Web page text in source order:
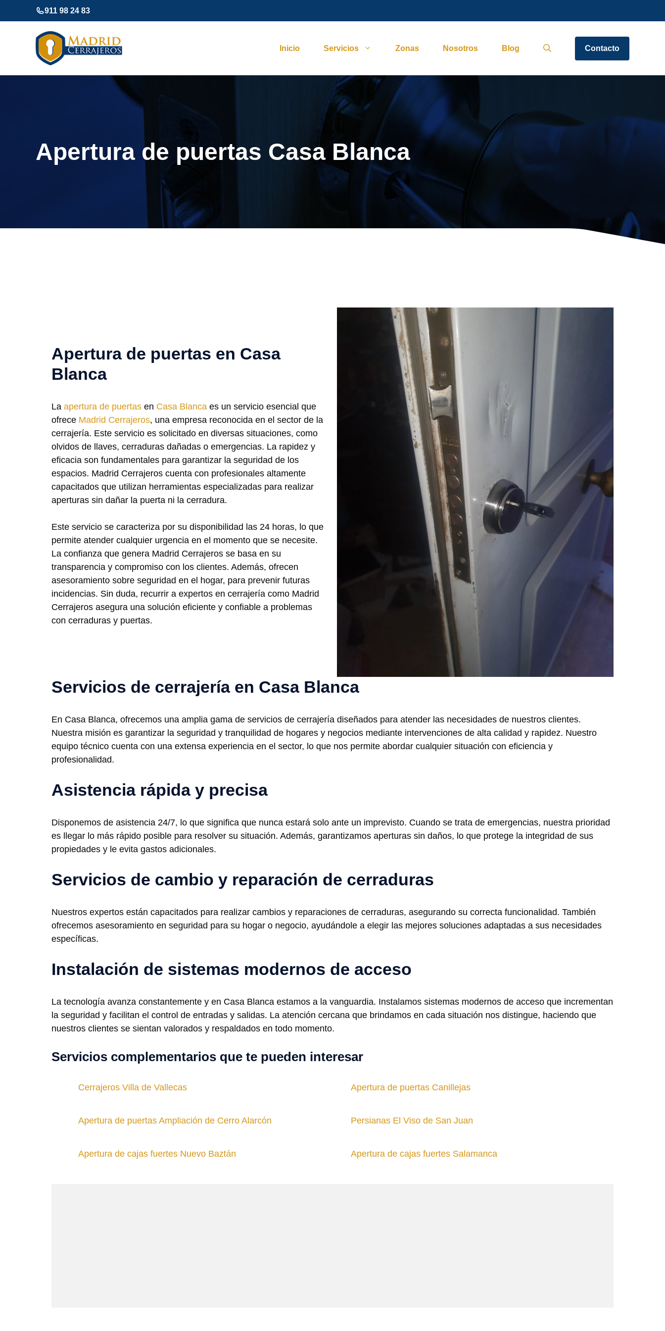
al
911 98 24 83
Inicio Servicios Zonas Nosotros Blog Contacto
Apertura de puertas Casa Blanca
Apertura de puertas en Casa
Blanca
La apertura de puertas en Casa Blanca es un servicio esencial que
ofrece Madrid Cerrajeros, una empresa reconocida en el sector de la
cerrajería. Este servicio es solicitado en diversas situaciones, como
olvidos de llaves, cerraduras dañadas o emergencias. La rapidez y
eficacia son fundamentales para garantizar la seguridad de los
espacios. Madrid Cerrajeros cuenta con profesionales altamente
capacitados que utilizan herramientas especializadas para realizar
aperturas sin dañar la puerta ni la cerradura.
Este servicio se caracteriza por su disponibilidad las 24 horas, lo que
permite atender cualquier urgencia en el momento que se necesite.
La confianza que genera Madrid Cerrajeros se basa en su
transparencia y compromiso con los clientes. Además, ofrecen
asesoramiento sobre seguridad en el hogar, para prevenir futuras
incidencias. Sin duda, recurrir a expertos en cerrajería como Madrid
Cerrajeros asegura una solución eficiente y confiable a problemas
con cerraduras y puertas.
Servicios de cerrajería en Casa Blanca
En Casa Blanca, ofrecemos una amplia gama de servicios de cerrajería diseñados para atender las necesidades de nuestros clientes.
Nuestra misión es garantizar la seguridad y tranquilidad de hogares y negocios mediante intervenciones de alta calidad y rapidez. Nuestro
equipo técnico cuenta con una extensa experiencia en el sector, lo que nos permite abordar cualquier situación con eficiencia y
profesionalidad.
Asistencia rápida y precisa
Disponemos de asistencia 24/7, lo que significa que nunca estará solo ante un imprevisto. Cuando se trata de emergencias, nuestra prioridad
es llegar lo más rápido posible para resolver su situación. Además, garantizamos aperturas sin daños, lo que protege la integridad de sus
propiedades y le evita gastos adicionales.
Servicios de cambio y reparación de cerraduras
Nuestros expertos están capacitados para realizar cambios y reparaciones de cerraduras, asegurando su correcta funcionalidad. También
ofrecemos asesoramiento en seguridad para su hogar o negocio, ayudándole a elegir las mejores soluciones adaptadas a sus necesidades
específicas.
Instalación de sistemas modernos de acceso
La tecnología avanza constantemente y en Casa Blanca estamos a la vanguardia. Instalamos sistemas modernos de acceso que incrementan
la seguridad y facilitan el control de entradas y salidas. La atención cercana que brindamos en cada situación nos distingue, haciendo que
nuestros clientes se sientan valorados y respaldados en todo momento.
Servicios complementarios que te pueden interesar
Cerrajeros Villa de Vallecas Apertura de puertas Canillejas
Apertura de puertas Ampliación de Cerro Alarcón Persianas El Viso de San Juan
Apertura de cajas fuertes Nuevo Baztán Apertura de cajas fuertes Salamanca